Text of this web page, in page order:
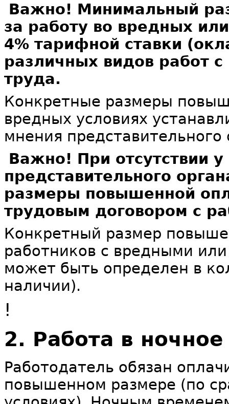
Важно! Минимальный
за работу во вредных
4% тарифной ставки
различных видов работ
труда.
Конкретные размеры
вредных условиях
мнения представительного
Важно! При отсутствии
представительного
размеры повышенной
трудовым договором с
Конкретный размер
работников с вредными
может быть определен в
наличии).
!
2. Работа в
Работодатель обязан
повышенном размере (по